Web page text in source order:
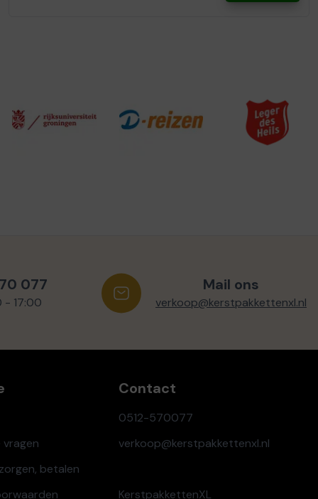
077
- 17:00
Mail ons
verkoop@kerstpakkettenxl.nl
vragen
betalen
Contact
0512-570077
verkoop@kerstpakkettenxl.nl
KerstpakkettenXL